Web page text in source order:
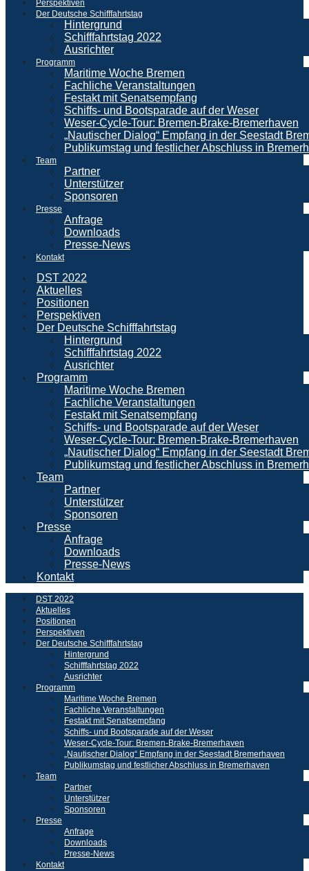
Perspektiven
Der Deutsche Schifffahrtstag
Hintergrund
Schifffahrtstag 2022
Ausrichter
Programm
Maritime Woche Bremen
Fachliche Veranstaltungen
Festakt mit Senatsempfang
Schiffs- und Bootsparade auf der Weser
Weser-Cycle-Tour: Bremen-Brake-Bremerhaven
„Nautischer Dialog“ Empfang in der Seestadt
Publikumstag und festlicher Abschluss in
Team
Partner
Unterstützer
Sponsoren
Presse
Anfrage
Downloads
Presse-News
Kontakt
DST 2022
Aktuelles
Positionen
Perspektiven
Der Deutsche Schifffahrtstag
Hintergrund
Schifffahrtstag 2022
Ausrichter
Programm
Maritime Woche Bremen
Fachliche Veranstaltungen
Festakt mit Senatsempfang
Schiffs- und Bootsparade auf der Weser
Weser-Cycle-Tour: Bremen-Brake-Bremerhaven
„Nautischer Dialog“ Empfang in der Seestadt
Publikumstag und festlicher Abschluss in
Team
Partner
Unterstützer
Sponsoren
Presse
Anfrage
Downloads
Presse-News
Kontakt
DST 2022
Aktuelles
Positionen
Perspektiven
Der Deutsche Schifffahrtstag
Hintergrund
Schifffahrtstag 2022
Ausrichter
Programm
Maritime Woche Bremen
Fachliche Veranstaltungen
Festakt mit Senatsempfang
Schiffs- und Bootsparade auf der Weser
Weser-Cycle-Tour: Bremen-Brake-Bremerhaven
„Nautischer Dialog“ Empfang in der Seestadt Bremerhaven
Publikumstag und festlicher Abschluss in Bremerhaven
Team
Partner
Unterstützer
Sponsoren
Presse
Anfrage
Downloads
Presse-News
Kontakt